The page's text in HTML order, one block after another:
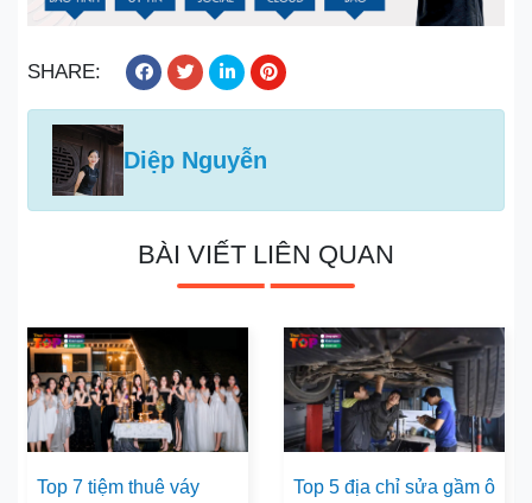
SHARE:
Diệp Nguyễn
BÀI VIẾT LIÊN QUAN
Top 7 tiệm thuê váy
Top 5 địa chỉ sửa gầm ô